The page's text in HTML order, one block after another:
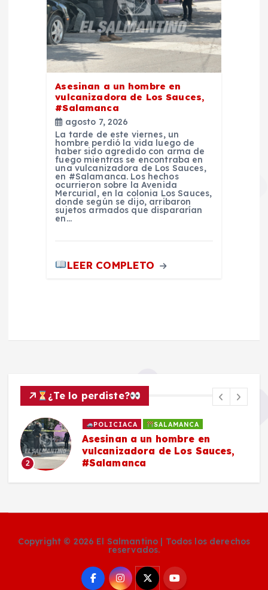
Asesinan a un hombre en
vulcanizadora de Los Sauces,
#Salamanca
agosto 7, 2026
La tarde de este viernes, un
hombre perdió la vida luego de
haber sido agredido con arma de
fuego mientras se encontraba en
una vulcanizadora de Los Sauces,
en #Salamanca. Los hechos
ocurrieron sobre la Avenida
Mercurial, en la colonia Los Sauces,
donde según se dijo, arribaron
sujetos armados que dispararían
en…
LEER COMPLETO
¿Te lo perdiste?
2
POLICIACA SALAMANCA
Asesinan a un hombre en
vulcanizadora de Los Sauces,
#Salamanca
Copyright © 2026 El Salmantino | Todos los derechos
reservados.